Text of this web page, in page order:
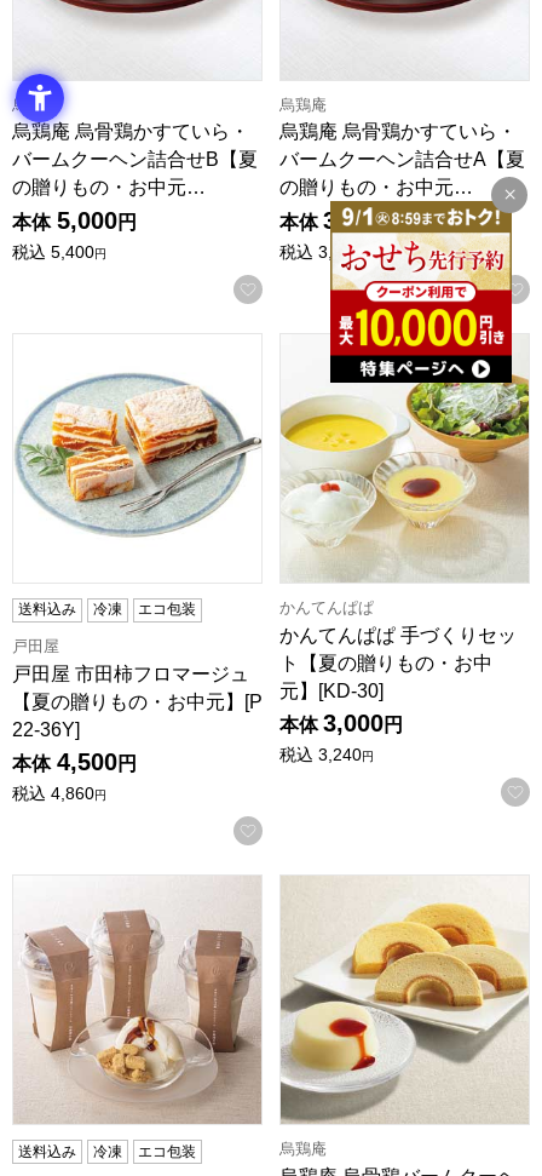
烏鶏庵
烏鶏庵 烏骨鶏かすていら・
バームクーヘン詰合せB【夏
の贈りもの・お中元…
本体 5,000円
税込 5,400円
お気に入りに登録する
烏鶏庵
烏鶏庵 烏骨鶏かすていら・
バームクーヘン詰合せA【夏
の贈りもの・お中元…
本体 3,000円
税込 3,240 円
戸田屋 市田柿フロマージュ【夏の贈りもの・お中元】[P22-
送料込み 冷凍 エコ包装
戸田屋
戸田屋 市田柿フロマージュ
【夏の贈りもの・お中元】[P
22-36Y]
本体 4,500円
税込 4,860円
お気に入りに登録する
かんてんぱぱ 手づくりセッ
かんてんぱぱ
かんてんぱぱ 手づくりセッ
ト【夏の贈りもの・お中
元】[KD-30]
本体 3,000円
税込 3,240円
送料込み 冷凍 エコ包装 烏鶏庵